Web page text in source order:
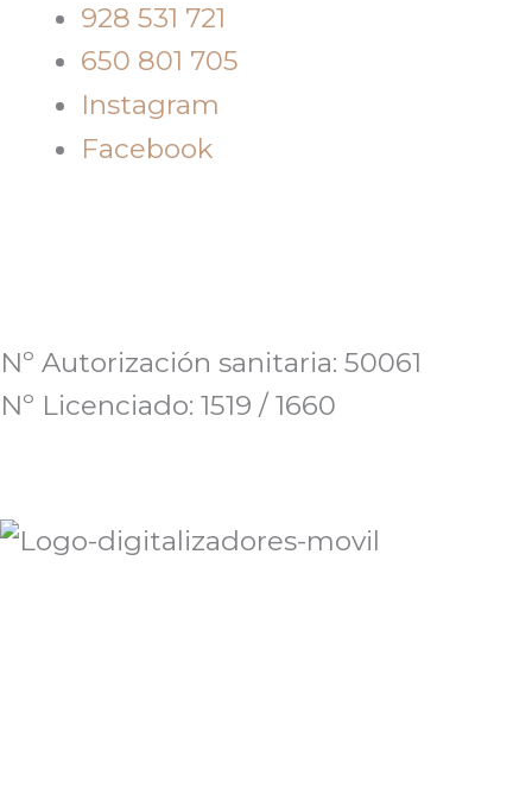
928 531 721
650 801 705
Instagram
Facebook
Nº Autorización sanitaria: 50061
Nº Licenciado: 1519 / 1660